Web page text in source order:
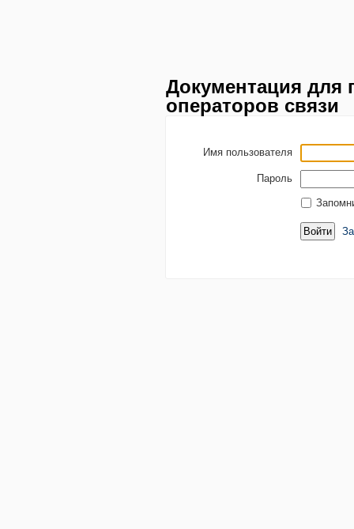
Документация для
операторов связи
Имя пользователя
Пароль